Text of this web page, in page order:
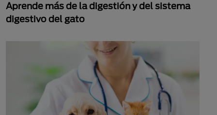
Aprende más de la digestión y del sistema
digestivo del gato